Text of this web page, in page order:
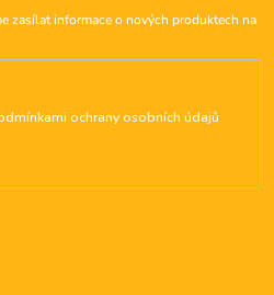
zasílat informace o nových produktech na
ochrany osobních údajů